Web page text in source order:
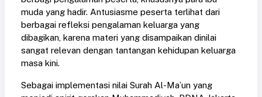
muda yang hadir. Antusiasme peserta terlihat dari
berbagai refleksi pengalaman keluarga yang
dibagikan, karena materi yang disampaikan dinilai
sangat relevan dengan tantangan kehidupan keluarga
masa kini.
Sebagai implementasi nilai Surah Al-Ma’un yang